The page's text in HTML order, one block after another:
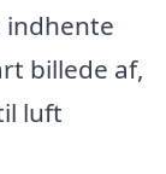
indhente
billede af,
luft